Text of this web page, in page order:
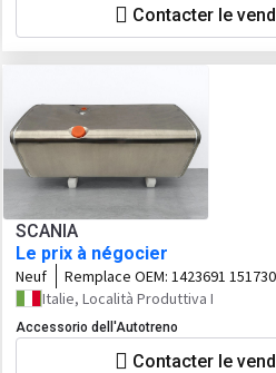
Contacter le
SCANIA
Le prix à négocier
Neuf Remplace OEM: 1423691
1871192
Italie, Località Produttiva I
Accessorio dell'Autotreno
Contacter le